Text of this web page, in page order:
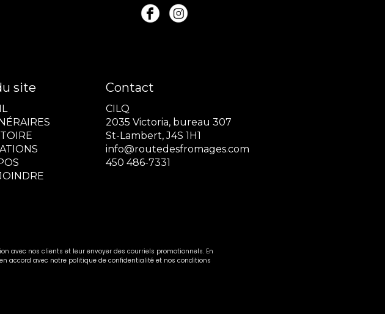
avec nos clients et leur envoyer des courriels promotionnels. En
accord avec notre politique de confidentialité et nos conditions
site Contact
CILQ
2035 Victoria, bureau 307
St-Lambert, J4S 1H1
info@routedesfromages.com
450 486-7331